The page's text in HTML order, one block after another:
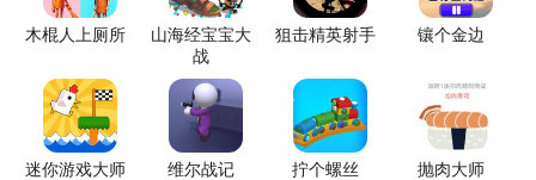
木棍人上厕所
山海经宝宝大
战
狙击精英射手 镶个金边
迷你游戏大师 维尔战记 拧个螺丝 抛肉大师